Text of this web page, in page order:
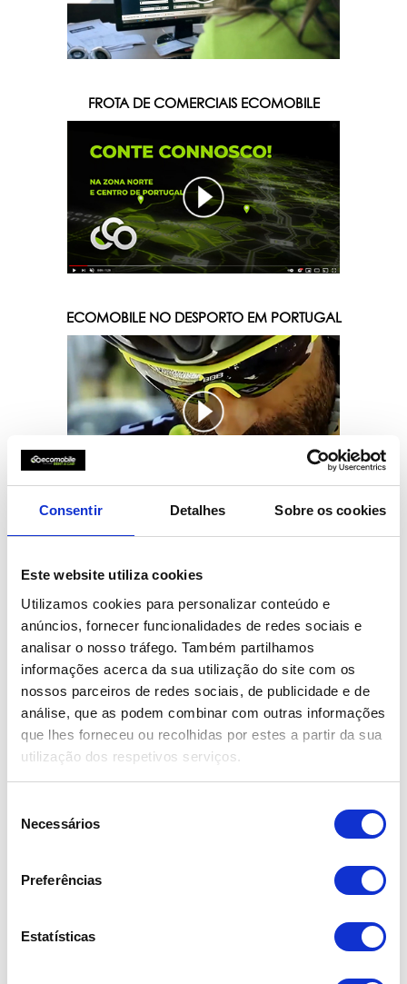
Consentir Detalhes Sobre os cookies
Este website utiliza cookies
Utilizamos cookies para personalizar conteúdo e
anúncios, fornecer funcionalidades de redes sociais e
analisar o nosso tráfego. Também partilhamos
informações acerca da sua utilização do site com os
nossos parceiros de redes sociais, de publicidade e de
análise, que as podem combinar com outras informações
que lhes forneceu ou recolhidas por estes a partir da sua
utilização dos respetivos serviços.
Necessários
Preferências
Estatísticas
FROTA DE COMERCIAIS ECOMOBILE
ECOMOBILE NO DESPORTO EM PORTUGAL
ESMORIZ GINÁSIO CLUBE PARCEIRO 2021
BLUESMILE PARCEIRO ECOMOBILE